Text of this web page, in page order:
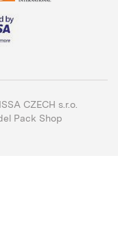
ISSA CZECH s.r.o.
Pack Shop